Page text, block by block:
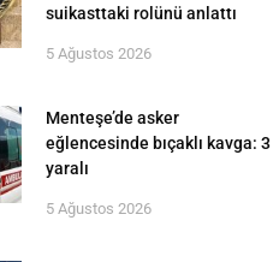
suikasttaki rolünü anlattı
5 Ağustos 2026
Menteşe’de asker
eğlencesinde bıçaklı kavga: 3
yaralı
5 Ağustos 2026